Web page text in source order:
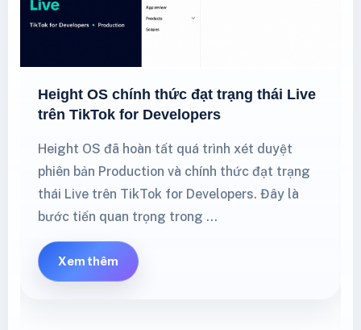
Height OS chính thức đạt trạng thái Live
trên TikTok for Developers
Height OS đã hoàn tất quá trình xét duyệt
phiên bản Production và chính thức đạt trạng
thái Live trên TikTok for Developers. Đây là
bước tiến quan trọng trong …
Xem thêm